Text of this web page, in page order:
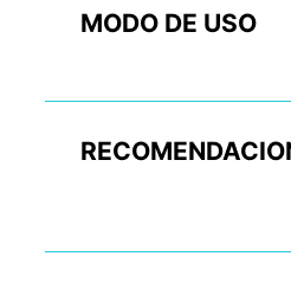
MODO DE USO